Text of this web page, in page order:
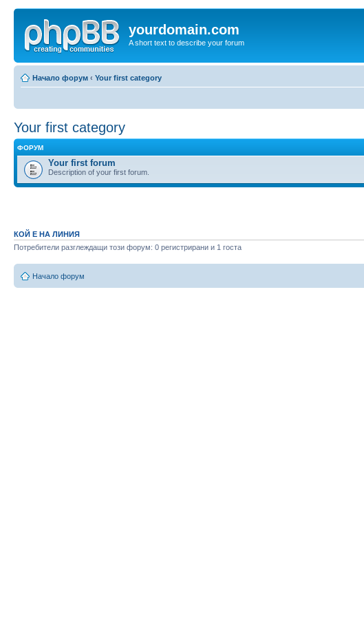
yourdomain.com
A short text to describe your forum
Начало форум ‹ Your first category
Your first category
ФОРУМ
Your first forum
Description of your first forum.
КОЙ Е НА ЛИНИЯ
Потребители разглеждащи този форум: 0 регистрирани и 1 госта
Начало форум